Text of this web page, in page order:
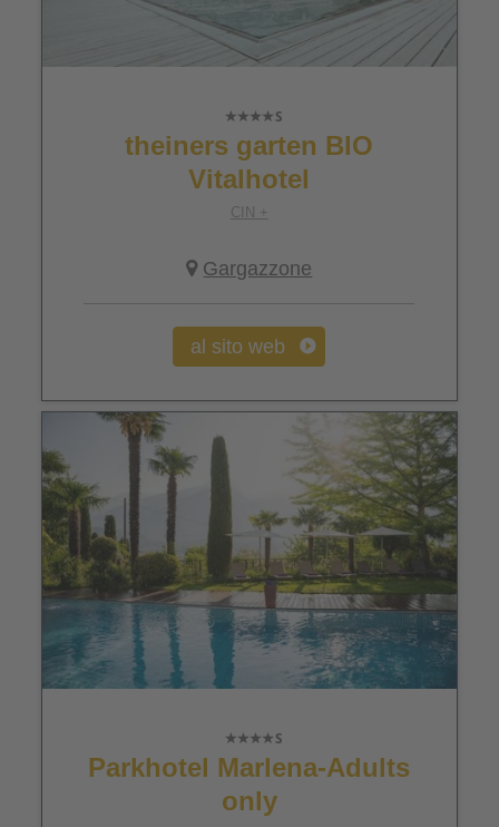
theiners garten BIO
Vitalhotel
CIN +
Gargazzone
al sito web
Parkhotel Marlena-Adults
only